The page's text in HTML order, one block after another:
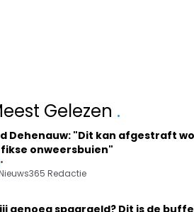
Gelezen .
Dehenauw: "Dit kan afgestraft
onweersbuien"
•
Redactie